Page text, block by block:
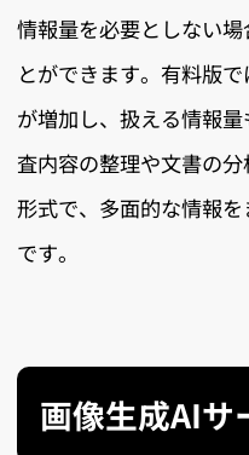
情報量を必要としない
とができます。有料版
が増加し、扱える情報
査内容の整理や文書の
形式で、多面的な情報
です。
画像生成AIサ